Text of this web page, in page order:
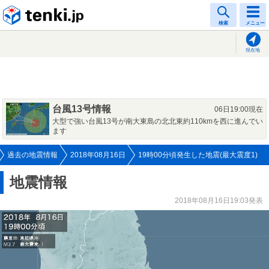
検索 メニュー
現在地
台風13号情報
06日19:00現在
大型で強い台風13号が南大東島の北北東約110kmを西に進んでい
ます
過去の地震情報 2018年08月16日 19時00分頃発生した地震(最大震度1)
地震情報
2018年08月16日19:03発表